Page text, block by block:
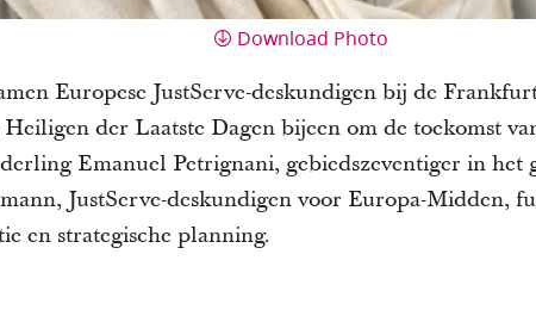
Download Photo
Europese JustServe-deskundigen bij de
Heiligen der Laatste Dagen bijeen om de toekomst
Emanuel Petrignani, gebiedszeventiger in het
JustServe-deskundigen voor Europa-Midden,
en strategische planning.